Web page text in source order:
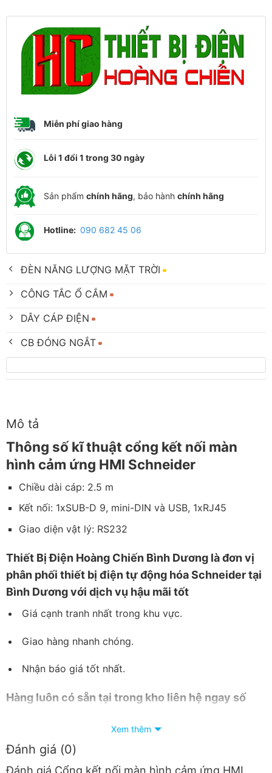
Miễn phí giao hàng
Lỗi 1 đổi 1 trong 30 ngày
Sản phẩm chính hãng, bảo hành chính hãng
Hotline: 090 682 45 06
ĐÈN NĂNG LƯỢNG MẶT TRỜI
CÔNG TẮC Ổ CẮM
DÂY CÁP ĐIỆN
CB ĐÓNG NGẮT
Mô tả
Thông số kĩ thuật cổng kết nối màn
hình cảm ứng HMI Schneider
Chiều dài cáp: 2.5 m
Kết nối: 1xSUB-D 9, mini-DIN và USB, 1xRJ45
Giao diện vật lý: RS232
Thiết Bị Điện Hoàng Chiến Bình Dương là đơn vị
phân phối thiết bị điện tự động hóa Schneider tại
Bình Dương với dịch vụ hậu mãi tốt
Giá cạnh tranh nhất trong khu vực.
Giao hàng nhanh chóng.
Nhận báo giá tốt nhất.
Hàng luôn có sẵn tại trong kho liên hệ ngay số
từng loại sản phẩm và công xuất
Xem thêm
Đánh giá (0)
Đánh giá Cổng kết nối màn hình cảm ứng HMI